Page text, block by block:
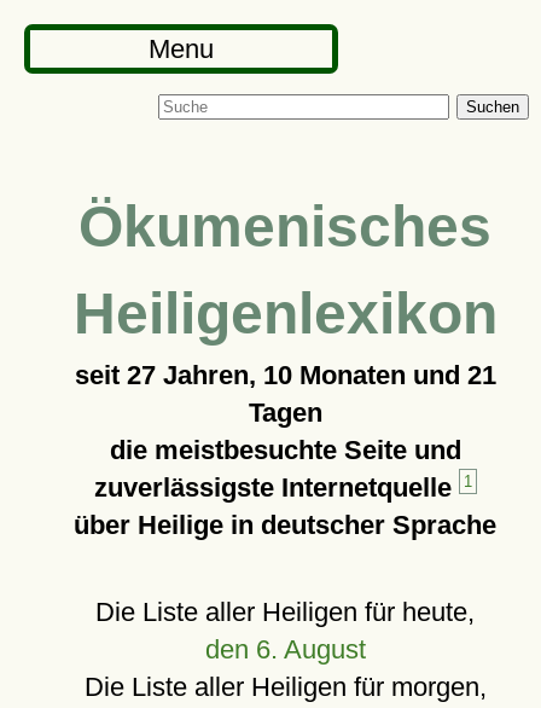
Menu
Suchen
Ökumenisches
Heiligenlexikon
seit 27 Jahren, 10 Monaten und 21
Tagen
die meistbesuchte Seite und
zuverlässigste Internetquelle
1
über Heilige in deutscher Sprache
Die Liste aller Heiligen für heute,
den 6. August
Die Liste aller Heiligen für morgen,